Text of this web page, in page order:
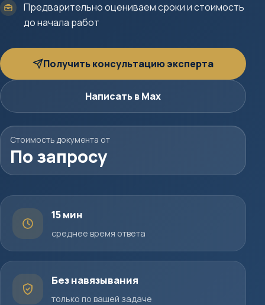
Предварительно оцениваем сроки и стоимость
до начала работ
Получить консультацию эксперта
Написать в Max
Стоимость документа от
По запросу
15 мин
среднее время ответа
Без навязывания
только по вашей задаче